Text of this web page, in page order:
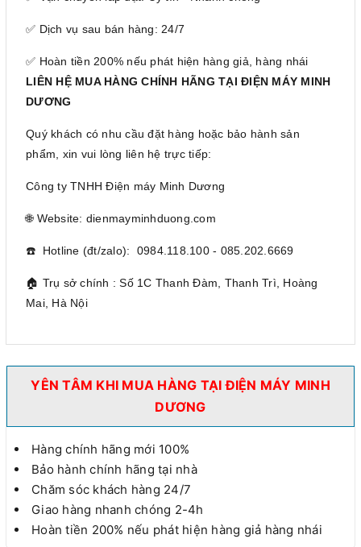
✅ Dịch vụ sau bán hàng: 24/7
✅ Hoàn tiền 200% nếu phát hiện hàng giả, hàng nhái
LIÊN HỆ MUA HÀNG CHÍNH HÃNG TẠI ĐIỆN MÁY MINH
DƯƠNG
Quý khách có nhu cầu đặt hàng hoặc bảo hành sản
phẩm, xin vui lòng liên hệ trực tiếp:
Công ty TNHH Điện máy Minh Dương
🌐 Website: dienmayminhduong.com
☎️ Hotline (đt/zalo): 0984.118.100 - 085.202.6669
🏠 Trụ sở chính : Số 1C Thanh Đàm, Thanh Trì, Hoàng
Mai, Hà Nội
YÊN TÂM KHI MUA HÀNG TẠI ĐIỆN MÁY MINH
DƯƠNG
Hàng chính hãng mới 100%
Bảo hành chính hãng tại nhà
Chăm sóc khách hàng 24/7
Giao hàng nhanh chóng 2-4h
Hoàn tiền 200% nếu phát hiện hàng giả hàng nhái